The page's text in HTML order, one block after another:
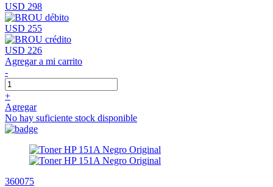
USD 298
USD 255
USD 226
Agregar a mi carrito
-
+
Agregar
No hay suficiente stock disponible
360075